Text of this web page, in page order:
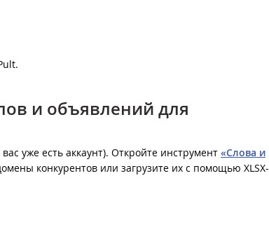
и объявлений для
уже есть аккаунт). Откройте инструмент «Слова и
конкурентов или загрузите их с помощью XLSX-